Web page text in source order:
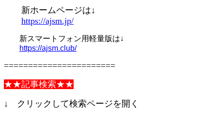
新ホームページは↓
https://ajsm.jp/
新スマートフォン用軽量版は↓
https://ajsm.club/
=======================
★★記事検索★★
↓ クリックして検索ページを開く